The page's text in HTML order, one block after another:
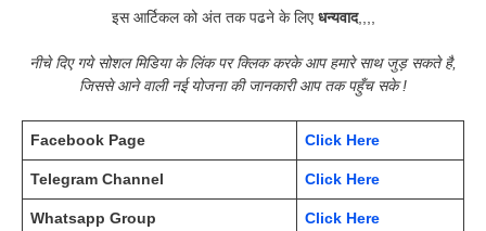
इस आर्टिकल को अंत तक पढने के लिएधन्यवाद,,,,
नीचे दिए गये सोशल मिडिया के लिंक पर क्लिक करके आप हमारे साथ जुड़ सकते है,
जिससे आने वाली नई योजना की जानकारी आप तक पहुँच सके !
Facebook Page Click Here
Telegram Channel Click Here
Whatsapp Group Click Here